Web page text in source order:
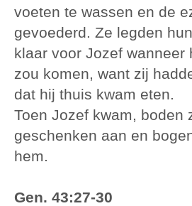
voeten te wassen en de
gevoederd. Ze legden
klaar voor Jozef wanneer
zou komen, want zij
dat hij thuis kwam eten.
Toen Jozef kwam, boden
geschenken aan en
hem.
Gen. 43:27-30